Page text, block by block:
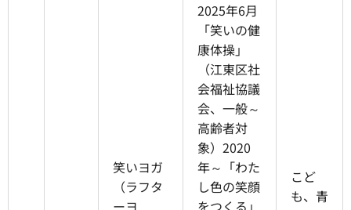
笑いヨガ
（ラフタ
ーヨ
2025年6月
「笑いの健
康体操」
（江東区社
会福祉協議
会、一般～
高齢者対
象）2020
年～「わた
し色の笑顔
をつくる」
こど
も、青